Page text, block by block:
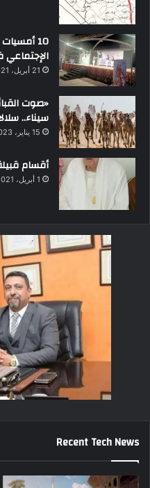
10
21 أبريل، 2021
«صوت
سيناء..
15 يناير، 2023
أقسام
1 أبريل، 2021
Recent Tech News